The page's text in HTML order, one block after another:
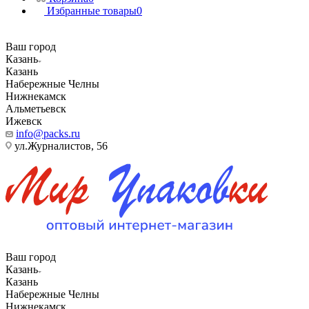
Избранные товары0
Ваш город
Казань
Казань
Набережные Челны
Нижнекамск
Альметьевск
Ижевск
info@packs.ru
ул.Журналистов, 56
Ваш город
Казань
Казань
Набережные Челны
Нижнекамск